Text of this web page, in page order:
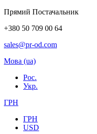
Прямий Постачальник
+380 50 709 00 64
sales@pr-od.com
Мова (ua)
Рос.
Укр.
ГРН
ГРН
USD